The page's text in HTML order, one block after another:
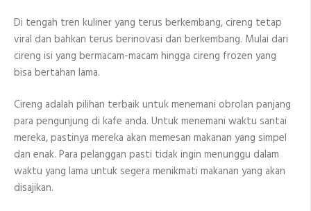
Di tengah tren kuliner yang terus berkembang, cireng tetap
viral dan bahkan terus berinovasi dan berkembang. Mulai dari
cireng isi yang bermacam-macam hingga cireng frozen yang
bisa bertahan lama.
Cireng adalah pilihan terbaik untuk menemani obrolan panjang
para pengunjung di kafe anda. Untuk menemani waktu santai
mereka, pastinya mereka akan memesan makanan yang simpel
dan enak. Para pelanggan pasti tidak ingin menunggu dalam
waktu yang lama untuk segera menikmati makanan yang akan
disajikan.